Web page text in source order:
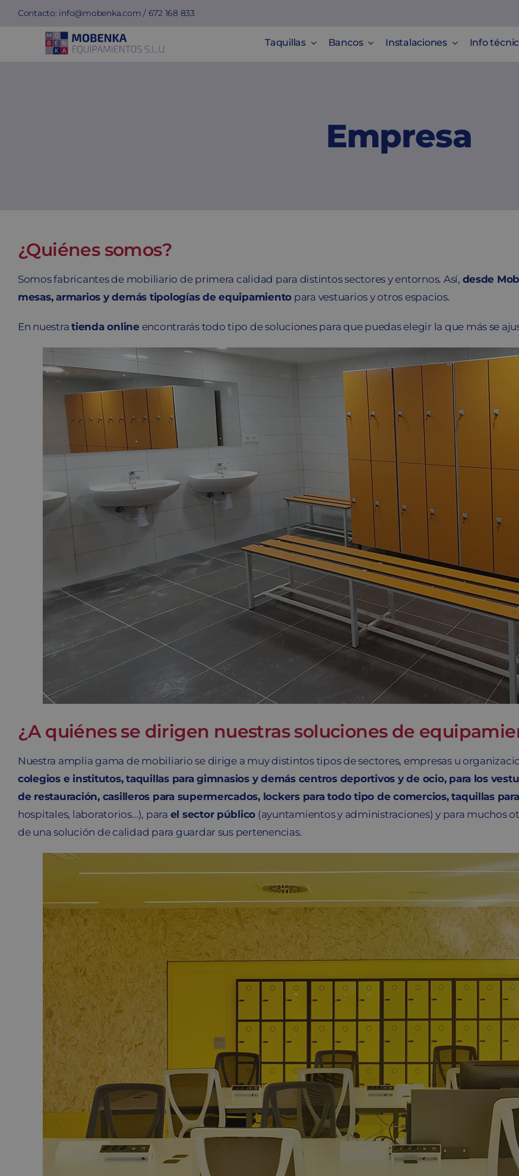
Saltar
contenido
Contacto: info@mobenka.com / 672 168 833
Taquillas Bancos Instalaciones Info
Empresa
¿Quiénes somos?
Somos fabricantes de mobiliario de primera calidad para distintos sectores y entornos. Así, desde
mesas, armarios y demás tipologías de equipamiento para vestuarios y otros espacios.
En nuestratienda online encontrarás todo tipo de soluciones para que puedas elegir la que más se
¿A quiénes se dirigen nuestras soluciones de
Nuestra amplia gama de mobiliario se dirige a muy distintos tipos de sectores, empresas u
colegios e institutos, taquillas para gimnasios y demás centros deportivos y de ocio, para los
de restauración, casilleros para supermercados, lockers para todo tipo de comercios, taquillas
hospitales, laboratorios…), para el sector público (ayuntamientos y administraciones) y para muchos
de una solución de calidad para guardar sus pertenencias.